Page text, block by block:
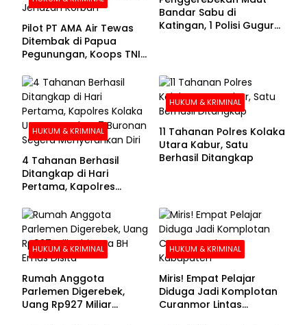
Pilot PT AMA Air Tewas
Ditembak di Papua
Pegunungan, Koops TNI
Evakuasi Jenazah
Korban
Bandar Sabu di
Katingan, 1 Polisi Gugur
HUKUM & KRIMINAL
4 Tahanan Berhasil
Ditangkap di Hari
Pertama, Kapolres
Buronan Segera
Menyerahkan Diri
HUKUM & KRIMINAL
11 Tahanan Polres Kolaka
Utara Kabur, Satu
Berhasil Ditangkap
HUKUM & KRIMINAL
Rumah Anggota
Parlemen Digerebek,
Uang Rp927 Miliar
HUKUM & KRIMINAL
Miris! Empat Pelajar
Diduga Jadi Komplotan
Curanmor Lintas